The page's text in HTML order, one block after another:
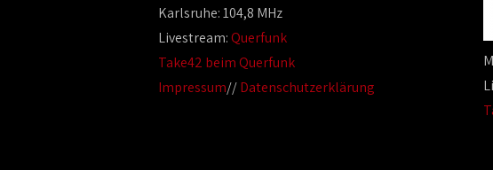
Karlsruhe: 104,8 MHz
Livestream:Querfunk
Take42 beim Querfunk
Impressum//Datenschutzerklärung